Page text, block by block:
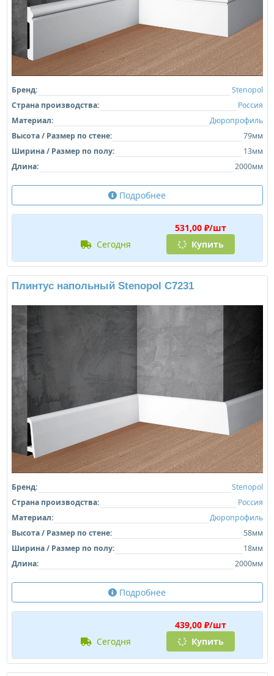
Бренд:
Stenopol
Страна производства:
Россия
Материал:
Дюропрофиль
Высота / Размер по стене:
79мм
Ширина / Размер по полу:
13мм
Длина:
2000мм
Подробнее
531,00 ₽/шт
сегодня
Купить
Плинтус напольный Stenopol C7231
Бренд:
Stenopol
Страна производства:
Россия
Материал:
Дюропрофиль
Высота / Размер по стене:
58мм
Ширина / Размер по полу:
18мм
Длина:
2000мм
Подробнее
439,00 ₽/шт
сегодня
Купить